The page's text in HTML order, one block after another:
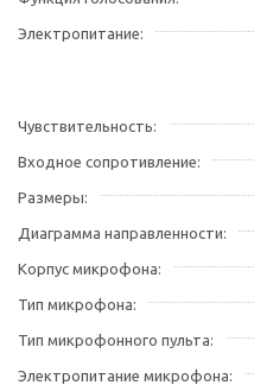
Электропитание
Чувствительность
Входное сопротивление
Размеры
Диаграмма направленности
Корпус микрофона
Тип микрофона
Тип микрофонного пульта
Электропитание микрофона